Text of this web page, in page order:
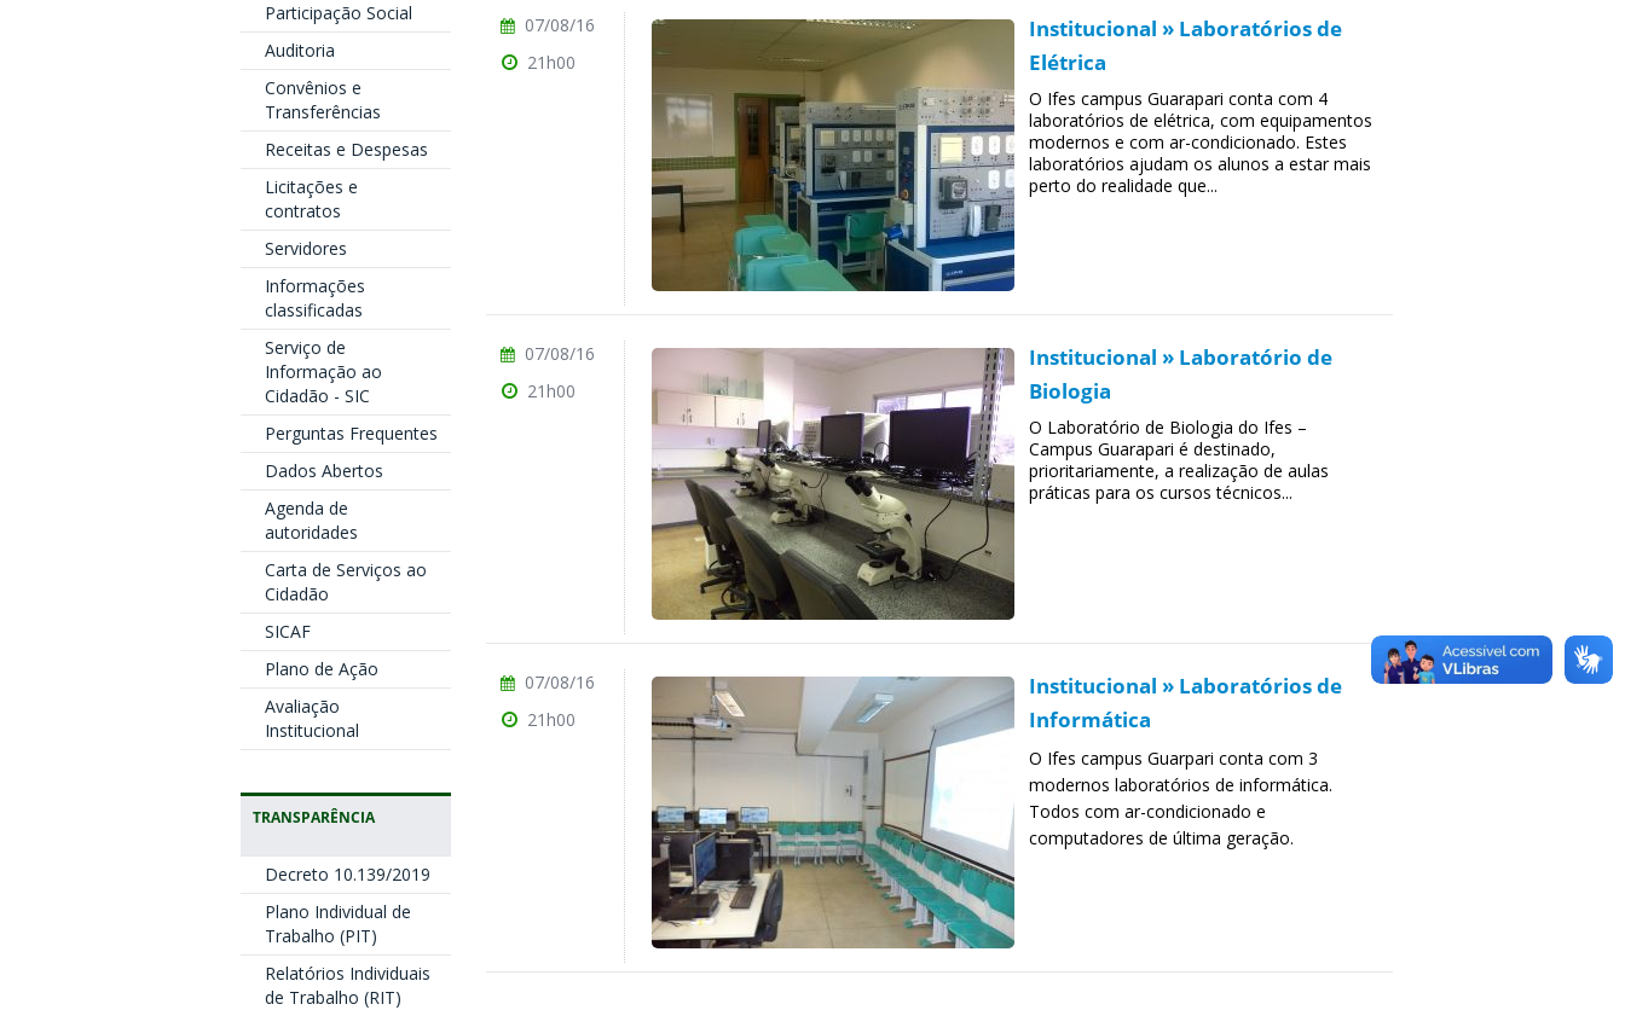
Participação Social
Auditoria
Convênios e
Transferências
Receitas e Despesas
Licitações e
contratos
Servidores
Informações
classificadas
Serviço de
Informação ao
Cidadão - SIC
Perguntas Frequentes
Dados Abertos
Agenda de
autoridades
Carta de Serviços ao
Cidadão
SICAF
Plano de Ação
Avaliação
Institucional
TRANSPARÊNCIA
Decreto 10.139/2019
Plano Individual de
Trabalho (PIT)
Relatórios Individuais
de Trabalho (RIT)
Institucional » Laboratórios de
Elétrica
O Ifes campus Guarapari conta com 4
laboratórios de elétrica, com equipamentos
modernos e com ar-condicionado. Estes
laboratórios ajudam os alunos a estar mais
perto do realidade que...
07/08/16
21h00
Institucional » Laboratório de
Biologia
O Laboratório de Biologia do Ifes –
Campus Guarapari é destinado,
prioritariamente, a realização de aulas
práticas para os cursos técnicos...
07/08/16
21h00
Institucional » Laboratórios de
Informática
O Ifes campus Guarpari conta com 3
modernos laboratórios de informática.
Todos com ar-condicionado e
computadores de última geração.
07/08/16
21h00